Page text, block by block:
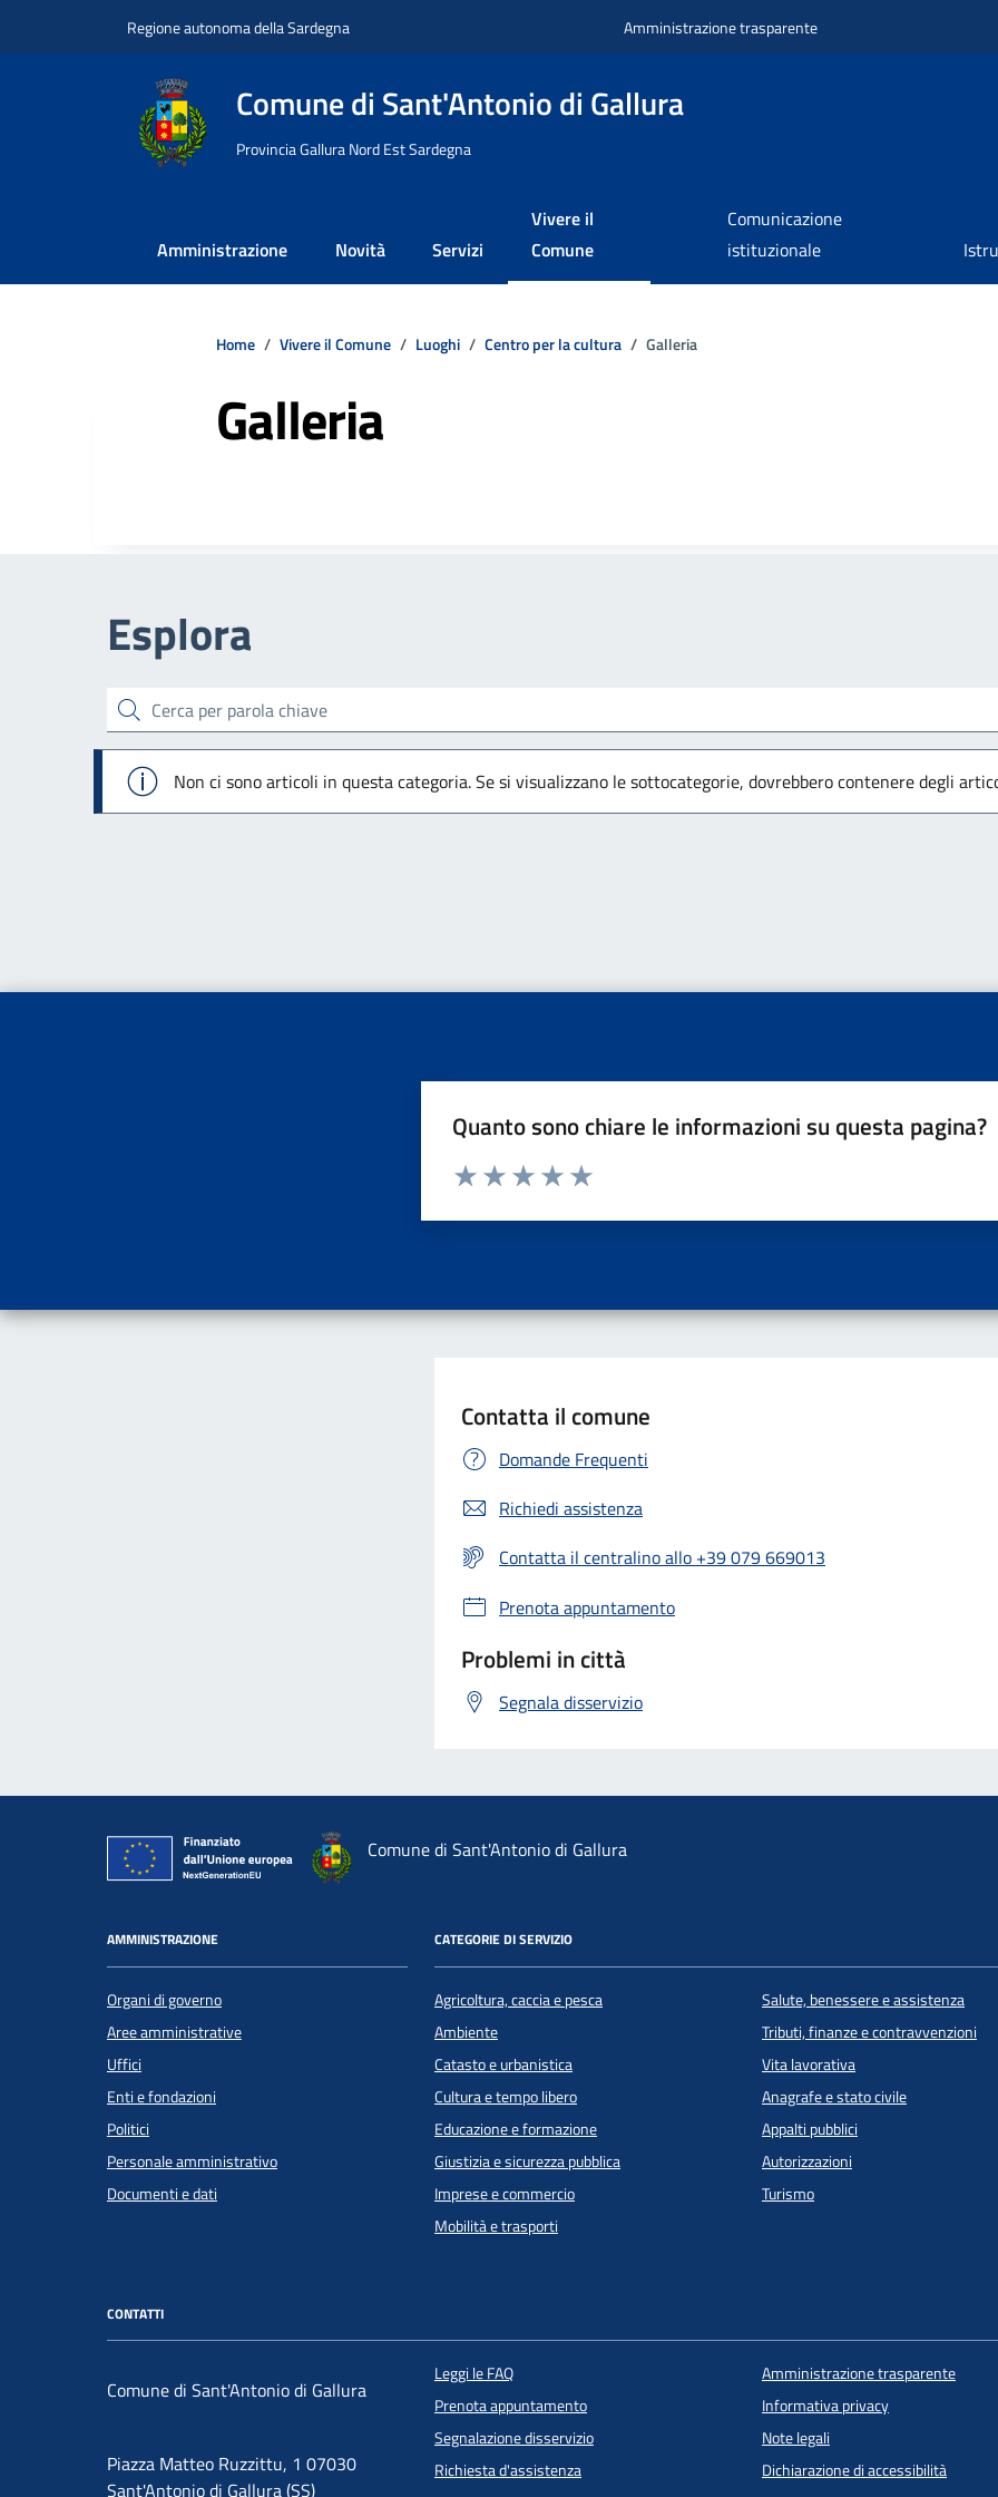
Regione autonoma della Sardegna Amministrazione trasparente
Comune di Sant'Antonio di Gallura
Provincia Gallura Nord Est Sardegna
Amministrazione Novità Servizi
Vivere il
Comune
Comunicazione
istituzionale
Home Vivere il Comune Luoghi Centro per la cultura Galleria
Galleria
Esplora
cerca
Info
Non ci sono articoli in questa categoria. Se si visualizzano le sottocategorie, dovrebbero contenere degli
Quanto sono chiare le informazioni su questa pagina?
Valuta da 1 a 5 stelle la pagina
Contatta il comune
Domande Frequenti
Richiedi assistenza
Contatta il centralino allo +39 079 669013
Prenota appuntamento
Problemi in città
Segnala disservizio
Comune di Sant'Antonio di Gallura
AMMINISTRAZIONE
Organi di governo
Aree amministrative
Uffici
Enti e fondazioni
Politici
Personale amministrativo
Documenti e dati
CATEGORIE DI SERVIZIO
Agricoltura, caccia e pesca
Ambiente
Catasto e urbanistica
Cultura e tempo libero
Educazione e formazione
Giustizia e sicurezza pubblica
Imprese e commercio
Mobilità e trasporti
Salute, benessere e assistenza
Tributi, finanze e contravvenzioni
Vita lavorativa
Anagrafe e stato civile
Appalti pubblici
Autorizzazioni
Turismo
CONTATTI
Comune di Sant'Antonio di Gallura
Piazza Matteo Ruzzittu, 1 07030
Sant'Antonio di Gallura (SS)
Leggi le FAQ
Prenota appuntamento
Segnalazione disservizio
Richiesta d'assistenza
Amministrazione trasparente
Informativa privacy
Note legali
Dichiarazione di accessibilità